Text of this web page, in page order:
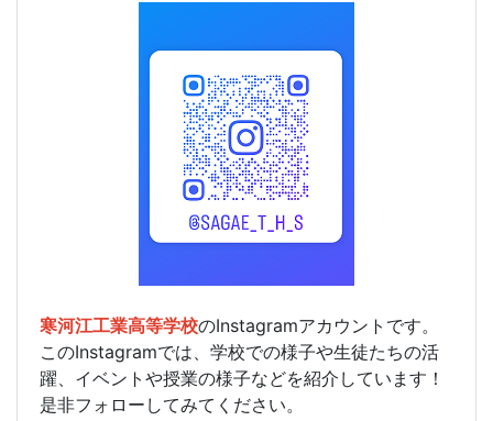
寒河江工業高等学校のInstagramアカウントです。
このInstagramでは、学校での様子や生徒たちの活
躍、イベントや授業の様子などを紹介しています！
是非フォローしてみてください。